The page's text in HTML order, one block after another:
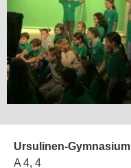
Ursulinen-Gymnasium
A 4, 4